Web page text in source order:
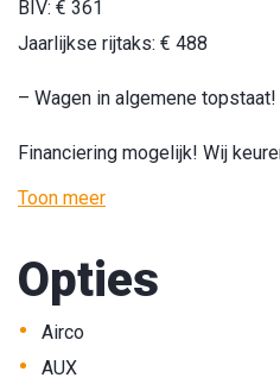
BIV: € 361
Jaarlijkse rijtaks: € 488
– Wagen in algemene topstaat!
Financiering mogelijk! Wij
Toon meer
Opties
• Airco
• AUX